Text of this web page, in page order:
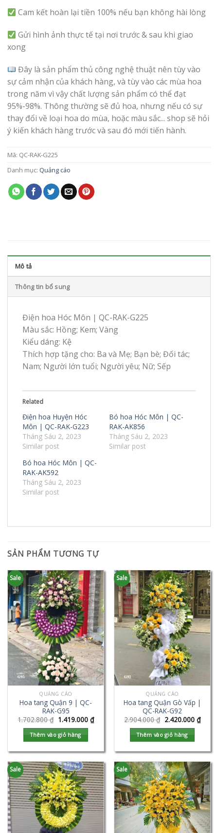
Cam kết hoàn lại tiền 100% nếu bạn không hài lòng
Gửi hình ảnh thực tế tại nơi trước & sau khi giao
xong
Đây là sản phẩm thủ công nghệ thuật nên tùy vào
sự cảm nhận của khách hàng, và tùy vào các mùa hoa
trong năm vì vậy chất lượng sản phẩm có thể đạt
95%-98%. Thông thường sẽ đủ hoa, nhưng nếu có sự
thay đổi về loại hoa do mùa, hoặc màu sắc... shop sẽ hỏi
ý kiến khách hàng trước và sau đó mới tiến hành.
Mã: QC-RAK-G225
Danh mục: Quảng cáo
Mô tả
Thông tin bổ sung
Điện hoa Hóc Môn | QC-RAK-G225
Màu sắc: Hồng; Kem; Vàng
Kiểu dáng: Kệ
Thích hợp tặng cho: Ba và Mẹ; Bạn bè; Đối tác;
Nam; Người lớn tuổi; Người yêu; Nữ; Sếp
Related
Điện hoa Huyện Hóc
Môn | QC-RAK-G223
Tháng Sáu 2, 2023
Similar post
Bó hoa Hóc Môn | QC-
RAK-AK856
Tháng Sáu 2, 2023
Similar post
Bó hoa Hóc Môn | QC-
RAK-AK592
Tháng Sáu 2, 2023
Similar post
SẢN PHẨM TƯƠNG TỰ
Sale
QUẢNG CÁO
Hoa tang Quận 9 | QC-
RAK-G95
1.702.800₫ 1.419.000 ₫
Thêm vào giỏ hàng
Sale
QUẢNG CÁO
Hoa tang Quận Gò Vấp |
QC-RAK-G92
2.904.000₫ 2.420.000 ₫
Thêm vào giỏ hàng
Sale Sale